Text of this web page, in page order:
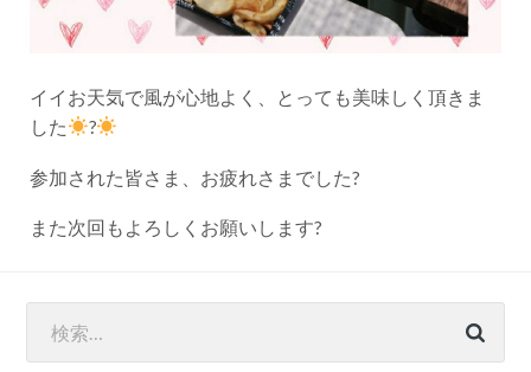
イイお天気で風が心地よく、とっても美味しく頂きま
した
?
参加された皆さま、お疲れさまでした?
また次回もよろしくお願いします?